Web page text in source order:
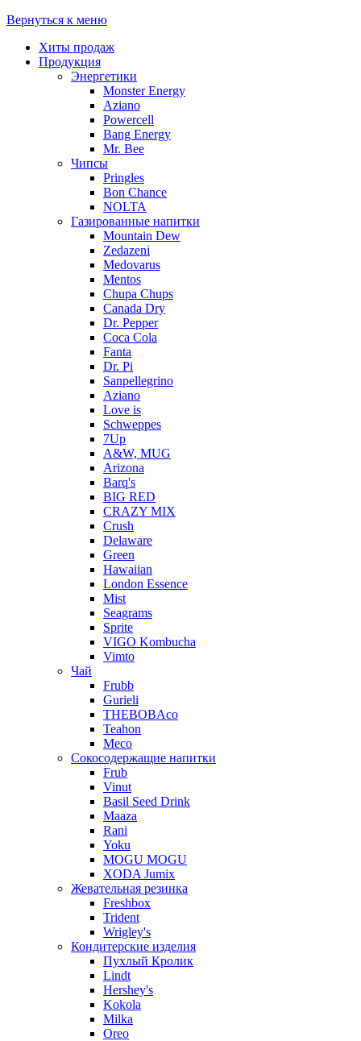
Вернуться к меню
Хиты продаж
Продукция
Энергетики
Monster Energy
Aziano
Powercell
Bang Energy
Mr. Bee
Чипсы
Pringles
Bon Chance
NOLTA
Газированные напитки
Mountain Dew
Zedazeni
Medovarus
Mentos
Chupa Chups
Canada Dry
Dr. Pepper
Coca Cola
Fanta
Dr. Pi
Sanpellegrino
Aziano
Love is
Schweppes
7Up
A&W, MUG
Arizona
Barq's
BIG RED
CRAZY MIX
Crush
Delaware
Green
Hawaiian
London Essence
Mist
Seagrams
Sprite
VIGO Kombucha
Vimto
Чай
Frubb
Gurieli
THEBOBAco
Teahon
Meco
Сокосодержащие напитки
Frub
Vinut
Basil Seed Drink
Maaza
Rani
Yoku
MOGU MOGU
XODA Jumix
Жевательная резинка
Freshbox
Trident
Wrigley's
Кондитерские изделия
Пухлый Кролик
Lindt
Hershey's
Kokola
Milka
Oreo